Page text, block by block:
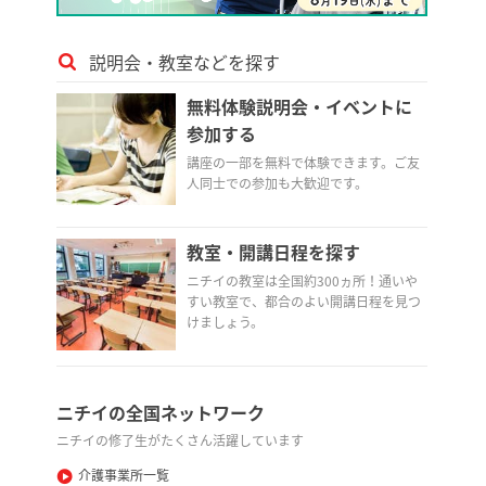
説明会・教室などを探す
無料体験説明会・イベントに
参加する
講座の一部を無料で体験できます。ご友
人同士での参加も大歓迎です。
教室・開講日程を探す
ニチイの教室は全国約300ヵ所！通いや
すい教室で、都合のよい開講日程を見つ
けましょう。
ニチイの全国ネットワーク
ニチイの修了生がたくさん活躍しています
介護事業所一覧